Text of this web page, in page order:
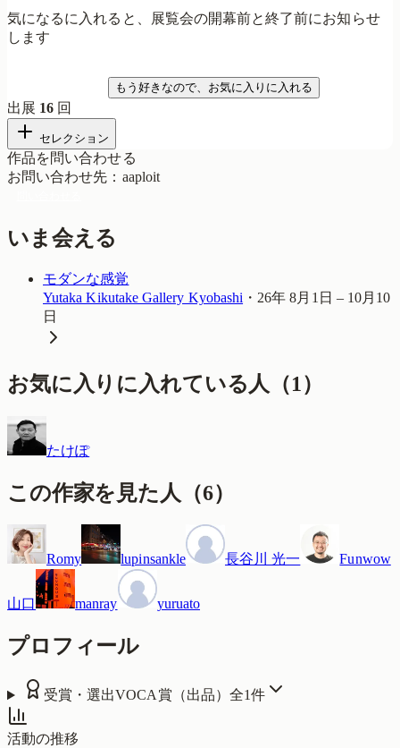
気になるに入れると、展覧会の開幕前と終了前にお知らせ
します
もう好きなので、お気に入りに入れる
出展 16 回
セレクション
作品を問い合わせる
お問い合わせ先 ： aaploit
いま会える
モダンな感覚
Yutaka Kikutake Gallery Kyobashi ・ 26年 8月1日 – 10月10
日
お気に入りに入れている人 （1）
たけぽ
この作家を見た人 （6）
Romy lupinsankle 長谷川 光一 Funwow
山口 manray yuruato
プロフィール
受賞・選出VOCA賞（出品） 全1件
活動の推移